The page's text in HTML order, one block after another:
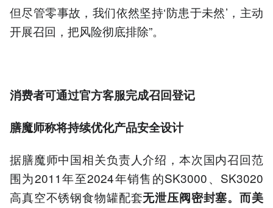
但尽管零事故，我们依然坚持‘防患于未然’，主动
开展召回，把风险彻底排除”。
消费者可通过官方客服完成召回登记
膳魔师称将持续优化产品安全设计
据膳魔师中国相关负责人介绍，本次国内召回范
围为2011年至2024年销售的SK3000、SK3020
高真空不锈钢食物罐配套无泄压阀密封塞。而美